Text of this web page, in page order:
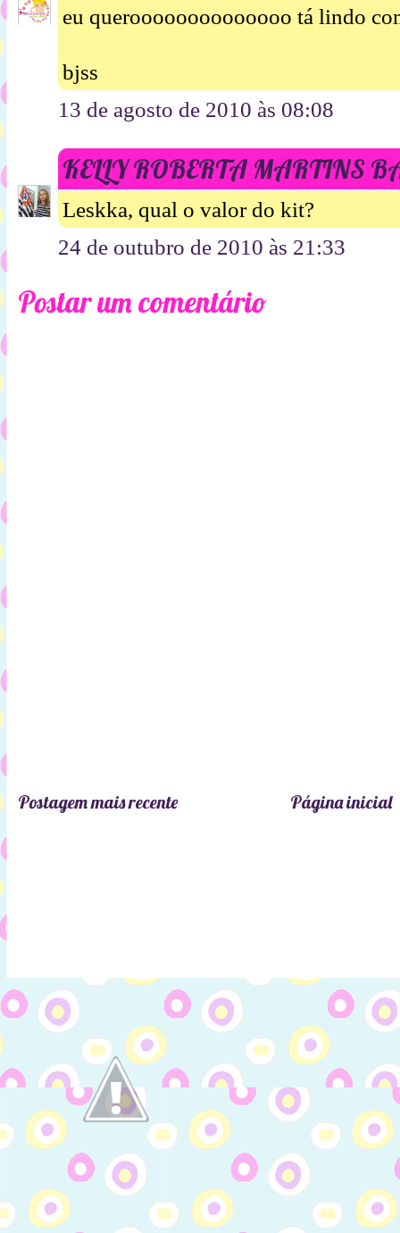
eu queroooooooooooooo tá lindo
bjss
13 de agosto de 2010 às 08:08
KELLY ROBERTA MARTINS
Leskka, qual o valor do kit?
24 de outubro de 2010 às 21:33
Postar um comentário
Postagem mais recente Página inicial